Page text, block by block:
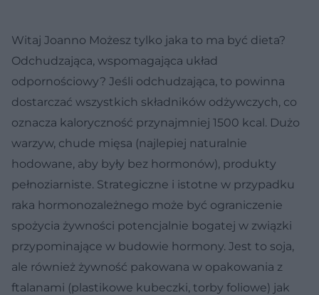
Witaj Joanno Możesz tylko jaka to ma być dieta?
Odchudzająca, wspomagająca układ
odpornościowy? Jeśli odchudzająca, to powinna
dostarczać wszystkich składników odżywczych, co
oznacza kaloryczność przynajmniej 1500 kcal. Dużo
warzyw, chude mięsa (najlepiej naturalnie
hodowane, aby były bez hormonów), produkty
pełnoziarniste. Strategiczne i istotne w przypadku
raka hormonozależnego może być ograniczenie
spożycia żywności potencjalnie bogatej w związki
przypominające w budowie hormony. Jest to soja,
ale również żywność pakowana w opakowania z
ftalanami (plastikowe kubeczki, torby foliowe) jak